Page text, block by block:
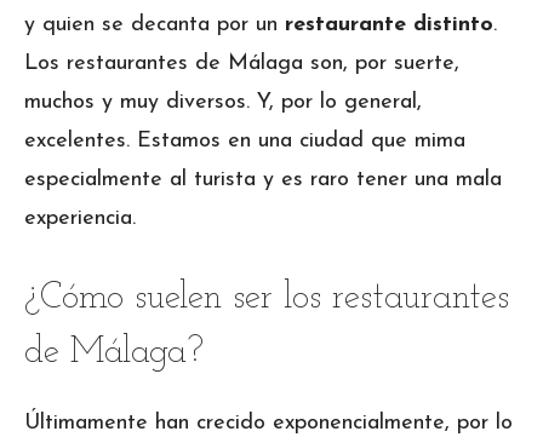
y quien se decanta por un restaurante distinto.
Los restaurantes de Málaga son, por suerte,
muchos y muy diversos. Y, por lo general,
excelentes. Estamos en una ciudad que mima
especialmente al turista y es raro tener una mala
experiencia.
¿Cómo suelen ser los restaurantes
de Málaga?
Últimamente han crecido exponencialmente, por lo